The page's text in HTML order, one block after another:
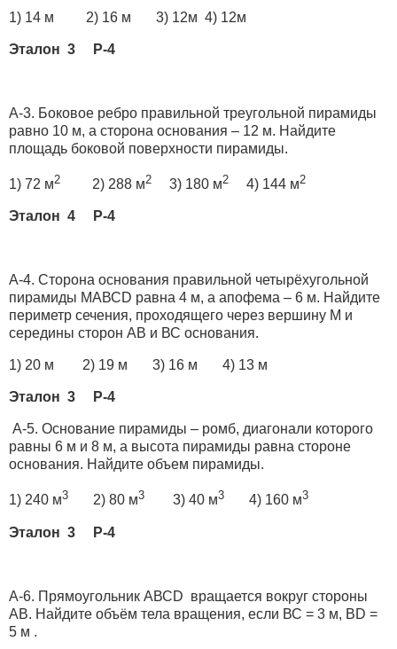
1) 14 м 2) 16 м 3) 12м 4) 12м
Эталон 3 Р-4
А-3. Боковое ребро правильной треугольной пирамиды
равно 10 м, а сторона основания – 12 м. Найдите
площадь боковой поверхности пирамиды.
1) 72 м2 2) 288 м2 3) 180 м2 4) 144 м2
Эталон 4 Р-4
А-4. Сторона основания правильной четырёхугольной
пирамиды МАВСD равна 4 м, а апофема – 6 м. Найдите
периметр сечения, проходящего через вершину М и
середины сторон АВ и ВС основания.
1) 20 м 2) 19 м 3) 16 м 4) 13 м
Эталон 3 Р-4
А-5. Основание пирамиды – ромб, диагонали которого
равны 6 м и 8 м, а высота пирамиды равна стороне
основания. Найдите объем пирамиды.
1) 240 м3 2) 80 м3 3) 40 м3 4) 160 м3
Эталон 3 Р-4
А-6. Прямоугольник АВСD вращается вокруг стороны
АВ. Найдите объём тела вращения, если ВС = 3 м, ВD =
5 м .